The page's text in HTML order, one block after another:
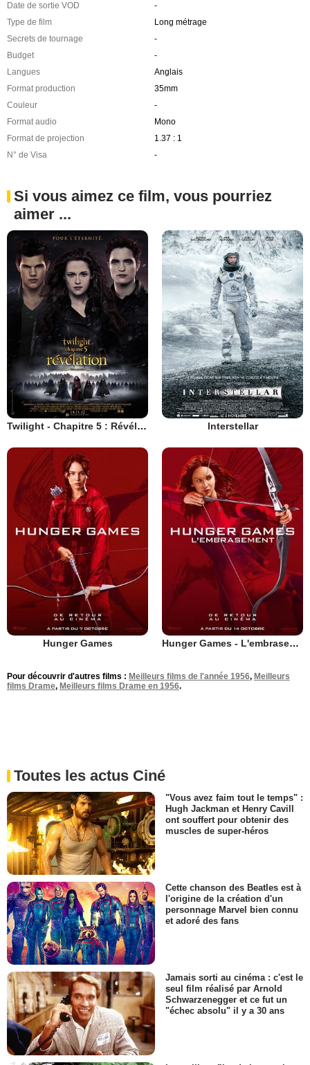
Date de sortie VOD
-
Type de film
Long métrage
Secrets de tournage
-
Budget
-
Langues
Anglais
Format production
35mm
Couleur
-
Format audio
Mono
Format de projection
1.37 : 1
N° de Visa
-
Si vous aimez ce film, vous pourriez
aimer ...
Twilight - Chapitre 5 : Révélation 2e partie Interstellar
Hunger Games Hunger Games - L'embrasement
Pour découvrir d'autres films : Meilleurs films de l'année 1956, Meilleurs
films Drame, Meilleurs films Drame en 1956.
Toutes les actus Ciné
"Vous avez faim tout le temps" :
Hugh Jackman et Henry Cavill
ont souffert pour obtenir des
muscles de super-héros
Cette chanson des Beatles est à
l'origine de la création d'un
personnage Marvel bien connu
et adoré des fans
Jamais sorti au cinéma : c'est le
seul film réalisé par Arnold
Schwarzenegger et ce fut un
"échec absolu" il y a 30 ans